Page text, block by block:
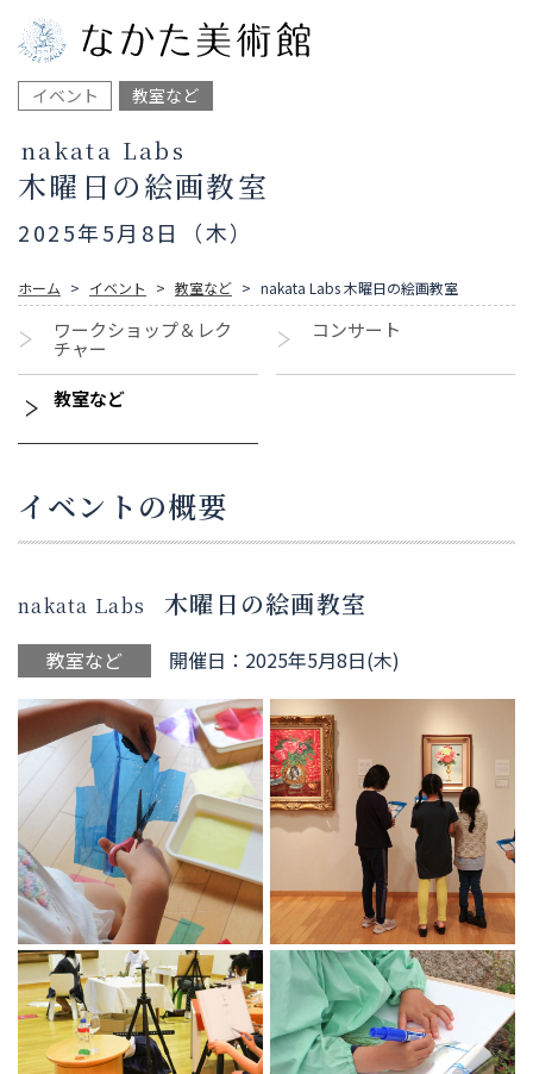
イベント 教室など
nakata Labs
木曜日の絵画教室
2025年5月8日（木）
ホーム イベント 教室など nakata Labs 木曜日の絵画教室
ワークショップ＆レク
チャー
コンサート
教室など
イベントの概要
nakata Labs 木曜日の絵画教室
教室など 開催日：2025年5月8日(木)